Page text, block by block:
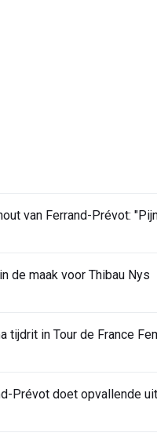
van Ferrand-Prévot:
de maak voor Thibau Nys
tijdrit in Tour de France
Prévot doet opvallende